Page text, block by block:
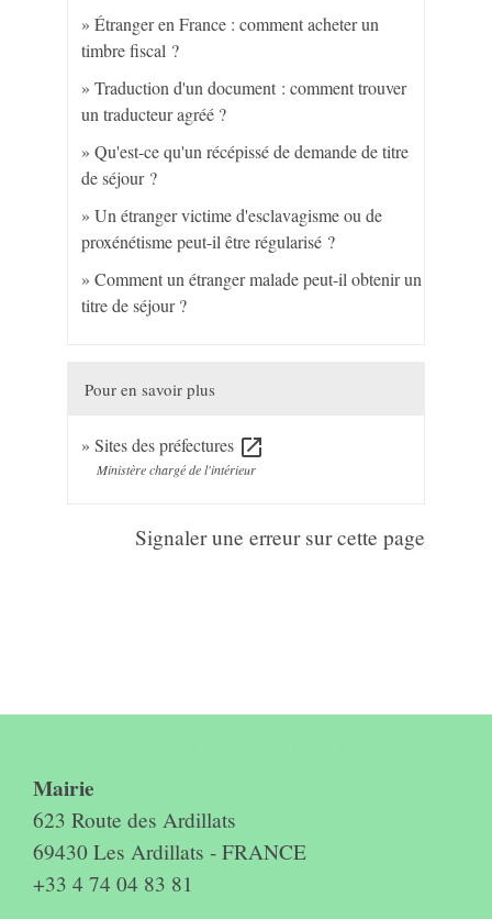
Étranger en France : comment acheter un
timbre fiscal ?
Traduction d'un document : comment trouver
un traducteur agréé ?
Qu'est-ce qu'un récépissé de demande de titre
de séjour ?
Un étranger victime d'esclavagisme ou de
proxénétisme peut-il être régularisé ?
Comment un étranger malade peut-il obtenir un
titre de séjour ?
Pour en savoir plus
Sites des préfectures open_in_new
Ministère chargé de l'intérieur
Signaler une erreur sur cette page
Mairie
623 Route des Ardillats
69430 Les Ardillats - FRANCE
+33 4 74 04 83 81